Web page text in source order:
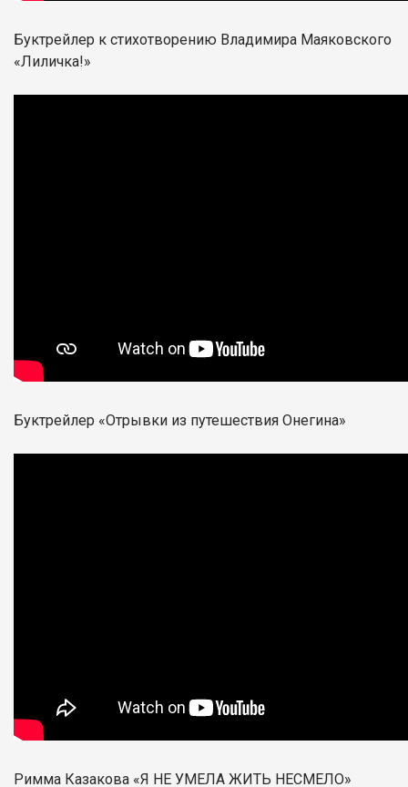
Буктрейлер к стихотворению Владимира Маяковского
«Лиличка!»
Буктрейлер «Отрывки из путешествия Онегина»
Римма Казакова «Я НЕ УМЕЛА ЖИТЬ НЕСМЕЛО»